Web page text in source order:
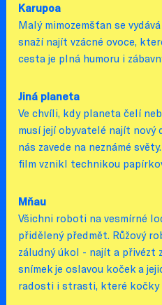
Karupoa
Malý mimozemšťan se
snaží najít vzácné ovoce,
cesta je plná humoru i
Jiná planeta
Ve chvíli, kdy planeta čelí
musí její obyvatelé najít nový
nás zavede na neznámé
film vznikl technikou
Mňau
Všichni roboti na vesmírné
přidělený předmět. Růžový
záludný úkol - najít a přivézt
snímek je oslavou koček a
radosti i strasti, které kočky